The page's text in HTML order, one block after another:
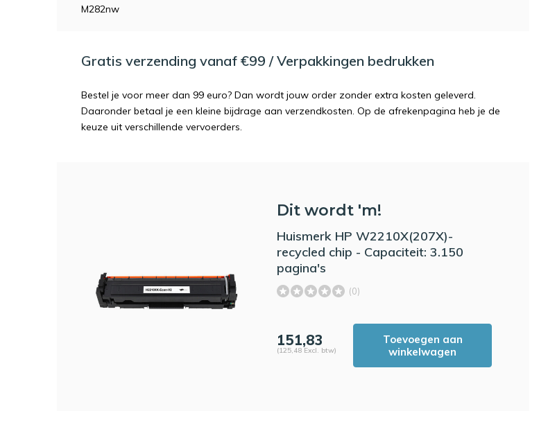
M282nw
Gratis verzending vanaf €99 / Verpakkingen bedrukken
Bestel je voor meer dan 99 euro? Dan wordt jouw order zonder extra kosten geleverd.
Daaronder betaal je een kleine bijdrage aan verzendkosten. Op de afrekenpagina heb je de
keuze uit verschillende vervoerders.
Dit wordt 'm!
Huismerk HP W2210X(207X)-
recycled chip - Capaciteit: 3.150
pagina's
(0)
151,83
(125,48 Excl. btw)
Toevoegen aan
winkelwagen